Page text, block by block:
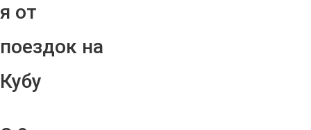
я от
поездок на
Кубу